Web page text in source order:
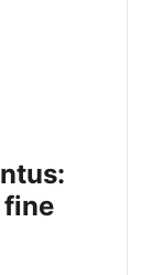
fine